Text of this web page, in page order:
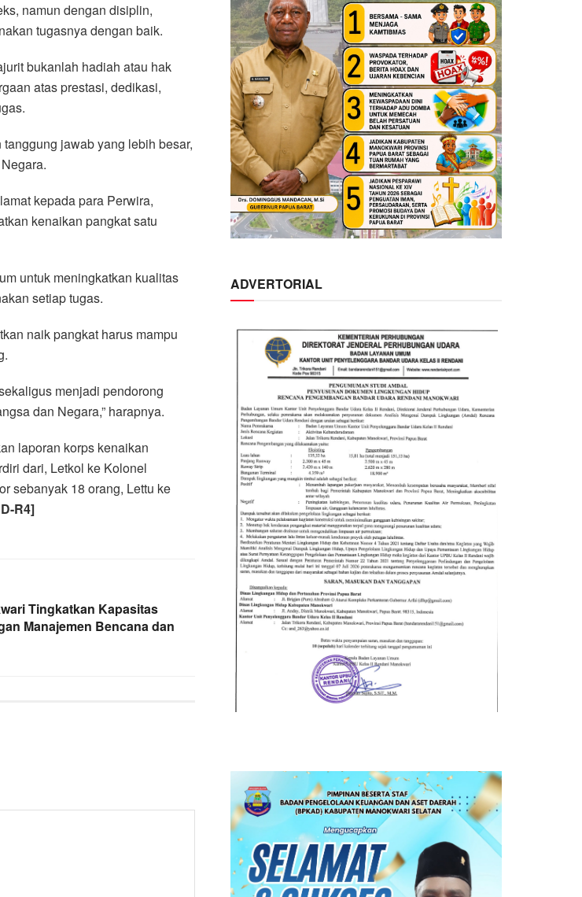
namun dengan disiplin,
tugasnya dengan baik.
bukanlah hadiah atau hak
atas prestasi, dedikasi,
jawab yang lebih besar,
kepada para Perwira,
kenaikan pangkat satu
untuk meningkatkan kualitas
setiap tugas.
naik pangkat harus mampu
menjadi pendorong
dan Negara,” harapnya.
laporan korps kenaikan
dari, Letkol ke Kolonel
sebanyak 18 orang, Lettu ke
R4]
Tingkatkan Kapasitas
Manajemen Bencana dan
ADVERTORIAL